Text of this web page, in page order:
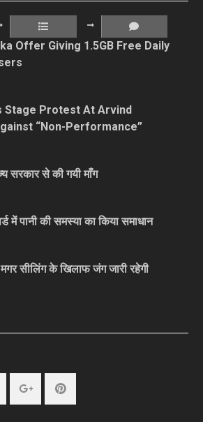
Offer Giving 1.5GB Free Daily
Stage Protest At Arvind
“Non-Performance”
सरकार से की गयी माँग
में पानी की समस्या का किया समाधान
सीलिंग के खिलाफ जंग जारी रहेगी